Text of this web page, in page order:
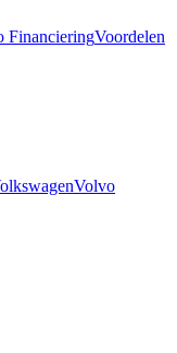
FinancieringVoordelen
Volvo